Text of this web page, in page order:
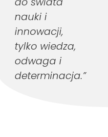
nauki i
innowacji,
tylko wiedza,
odwaga i
determinacja.”